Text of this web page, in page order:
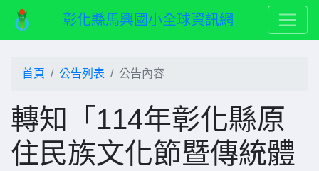
彰化縣馬興國小全球資訊網
首頁 公告列表 公告內容
轉知「114年彰化縣原
住民族文化節暨傳統體